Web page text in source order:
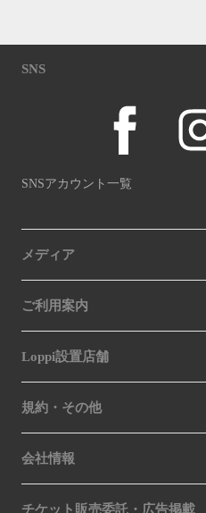
SNS
SNSアカウント一覧
メディア
ご利用案内
Loppi設置店舗
規約・その他
会社情報
チケット販売委託・広告掲載